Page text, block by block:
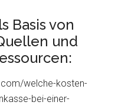
Basis von
und
welche-kosten-
bei-einer-